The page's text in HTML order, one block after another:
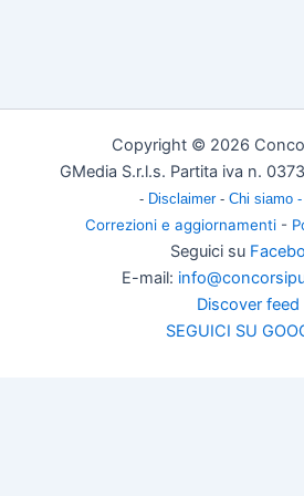
Copyright © 2026
GMedia S.r.l.s. Partita iva n.
- Disclaimer - Chi siamo -
Correzioni e aggiornamenti-
Seguici su
E-mail:
Discover feed
SEGUICI SU